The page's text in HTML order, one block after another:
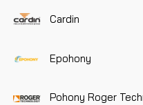
Cardin
Epohony
Pohony Roger